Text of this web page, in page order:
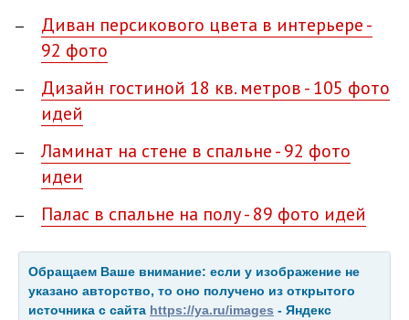
Диван персикового цвета в интерьере -
92 фото
Дизайн гостиной 18 кв. метров - 105 фото
идей
Ламинат на стене в спальне - 92 фото
идеи
Палас в спальне на полу - 89 фото идей
Обращаем Ваше внимание: если у изображение не
указано авторство, то оно получено из открытого
источника с сайта https://ya.ru/images - Яндекс